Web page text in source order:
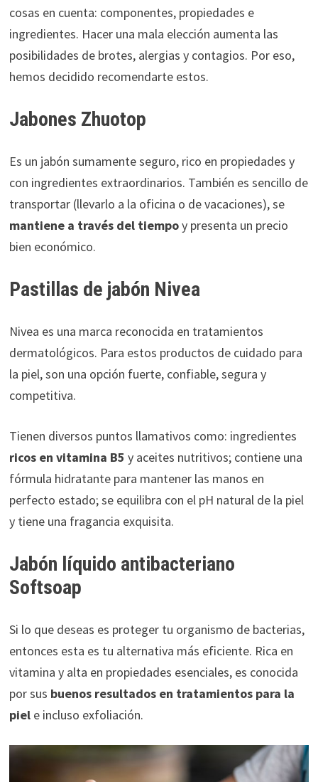
cosas en cuenta: componentes, propiedades e
ingredientes. Hacer una mala elección aumenta las
posibilidades de brotes, alergias y contagios. Por eso,
hemos decidido recomendarte estos.
Jabones Zhuotop
Es un jabón sumamente seguro, rico en propiedades y
con ingredientes extraordinarios. También es sencillo de
transportar (llevarlo a la oficina o de vacaciones), se
mantiene a través del tiempoy presenta un precio
bien económico.
Pastillas de jabón Nivea
Nivea es una marca reconocida en tratamientos
dermatológicos. Para estos productos de cuidado para
la piel, son una opción fuerte, confiable, segura y
competitiva.
Tienen diversos puntos llamativos como: ingredientes
ricos en vitamina B5 y aceites nutritivos; contiene una
fórmula hidratante para mantener las manos en
perfecto estado; se equilibra con el pH natural de la piel
y tiene una fragancia exquisita.
Jabón líquido antibacteriano
Softsoap
Si lo que deseas es proteger tu organismo de bacterias,
entonces esta es tu alternativa más eficiente. Rica en
vitamina y alta en propiedades esenciales, es conocida
por sus buenos resultados en tratamientos para la
piele incluso exfoliación.